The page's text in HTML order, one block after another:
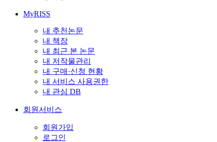
MyRISS
내 추천논문
내 책장
내 최근 본 논문
내 저작물관리
내 구매·신청 현황
내 서비스 사용권한
내 관심 DB
회원서비스
회원가입
로그인